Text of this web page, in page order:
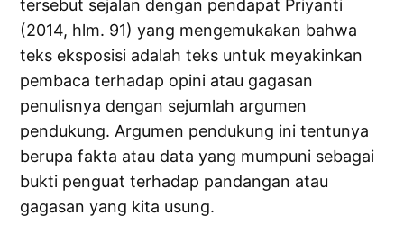
tersebut sejalan dengan pendapat Priyanti
(2014, hlm. 91) yang mengemukakan bahwa
teks eksposisi adalah teks untuk meyakinkan
pembaca terhadap opini atau gagasan
penulisnya dengan sejumlah argumen
pendukung. Argumen pendukung ini tentunya
berupa fakta atau data yang mumpuni sebagai
bukti penguat terhadap pandangan atau
gagasan yang kita usung.